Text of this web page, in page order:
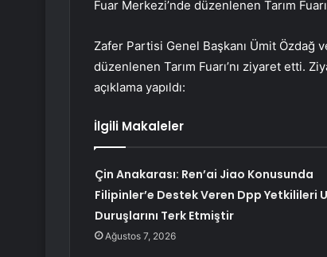
Fuar Merkezi’nde düzenlenen Tarım
Zafer Partisi Genel Başkanı Ümit Özdağ
düzenlenen Tarım Fuarı’nı ziyaret etti.
açıklama yapıldı:
İlgili Makaleler
Çin Anakarası: Ren’ai Jiao Konusunda
Filipinler’e Destek Veren Dpp Yetkilileri
Duruşlarını Terk Etmiştir
Ağustos 7, 2026